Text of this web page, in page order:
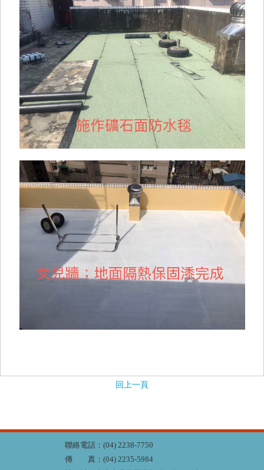
回上一頁
聯絡電話：(04) 2238-7750
傳 真：(04) 2235-5984